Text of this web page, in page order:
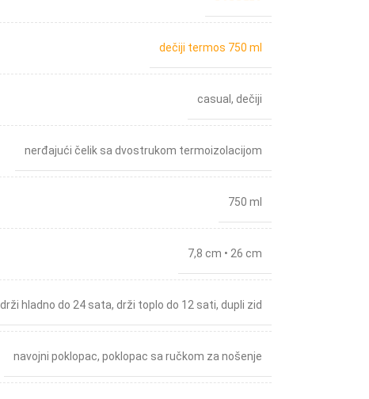
dečiji termos 750 ml
casual , dečiji
nerđajući čelik sa dvostrukom termoizolacijom
750 ml
7,8 cm • 26 cm
drži hladno do 24 sata, drži toplo do 12 sati, dupli zid
navojni poklopac, poklopac sa ručkom za nošenje